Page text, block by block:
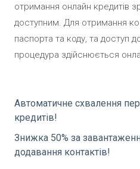
отримання онлайн кредитів
доступним. Для отримання
паспорта та коду, та доступ
процедура здійснюється
Автоматичне схвалення
кредитів!
Знижка 50% за
додавання контактів!